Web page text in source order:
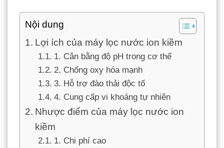
Nội dung
Lợi ích của máy lọc nước ion kiềm
1. Cân bằng độ pH trong cơ thể
2. Chống oxy hóa mạnh
3. Hỗ trợ đào thải độc tố
4. Cung cấp vi khoáng tự nhiên
Nhược điểm của máy lọc nước ion
kiềm
1. Chi phí cao